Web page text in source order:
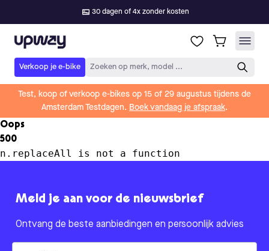
30 dagen of 4x zonder kosten
Upway
Verkoop je e-bike Zoeken op merk, model ...
Test, koop of verkoop e-bikes op 15 of 29 augustus tijdens de
Amsterdam Testdagen. Boek vandaag je afspraak.
Oops
500
n.replaceAll is not a function
Meld je aan voor de nieuwsbrief
Ontvang de beste aanbiedingen en persoonlijk advies